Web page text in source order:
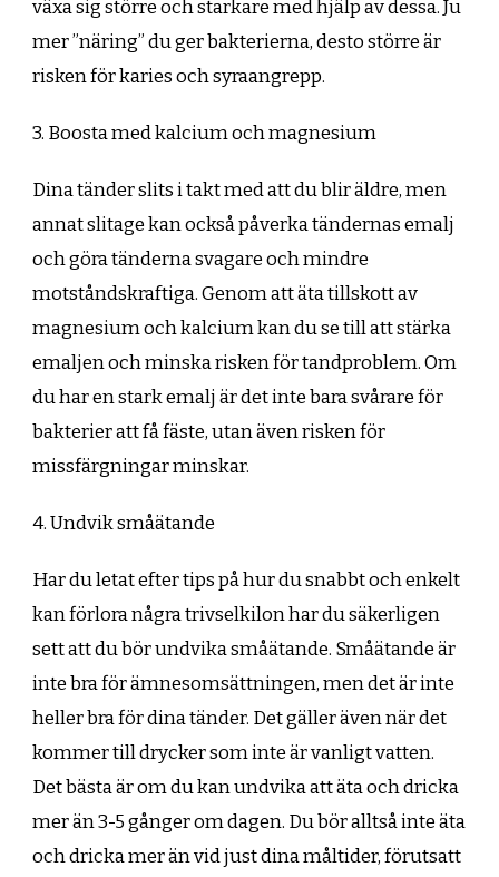
växa sig större och starkare med hjälp av dessa. Ju
mer ”näring” du ger bakterierna, desto större är
risken för karies och syraangrepp.
3. Boosta med kalcium och magnesium
Dina tänder slits i takt med att du blir äldre, men
annat slitage kan också påverka tändernas emalj
och göra tänderna svagare och mindre
motståndskraftiga. Genom att äta tillskott av
magnesium och kalcium kan du se till att stärka
emaljen och minska risken för tandproblem. Om
du har en stark emalj är det inte bara svårare för
bakterier att få fäste, utan även risken för
missfärgningar minskar.
4. Undvik småätande
Har du letat efter tips på hur du snabbt och enkelt
kan förlora några trivselkilon har du säkerligen
sett att du bör undvika småätande. Småätande är
inte bra för ämnesomsättningen, men det är inte
heller bra för dina tänder. Det gäller även när det
kommer till drycker som inte är vanligt vatten.
Det bästa är om du kan undvika att äta och dricka
mer än 3-5 gånger om dagen. Du bör alltså inte äta
och dricka mer än vid just dina måltider, förutsatt